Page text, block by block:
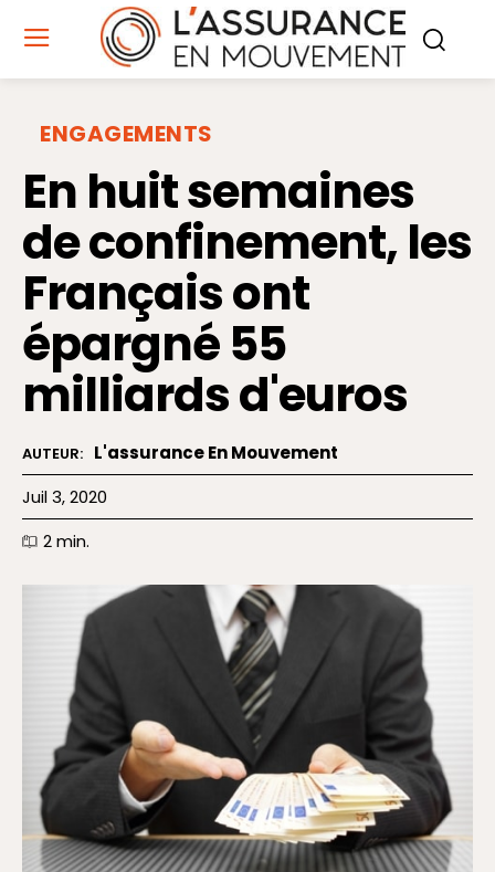
ENGAGEMENTS
En huit semaines
de confinement, les
Français ont
épargné 55
milliards d'euros
AUTEUR: L'assurance En Mouvement
Juil 3, 2020
2min.